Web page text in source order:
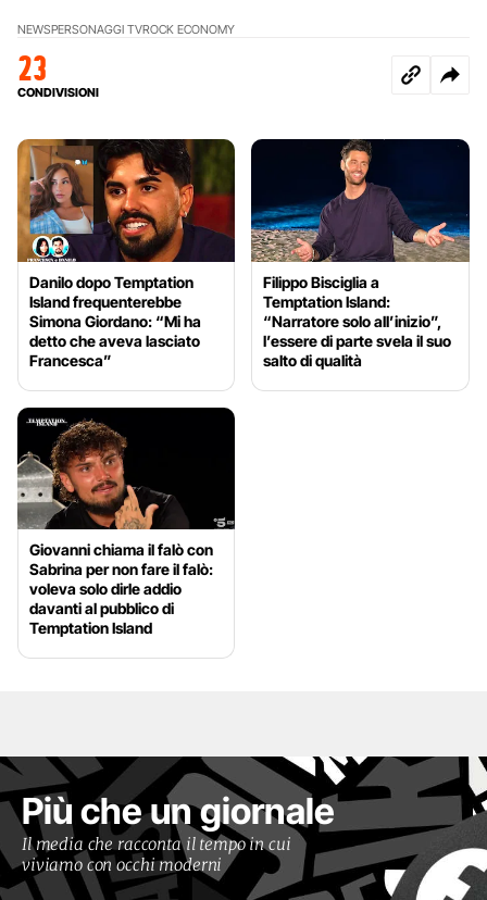
NEWSPERSONAGGI TVROCK ECONOMY
23
CONDIVISIONI
Danilo dopo Temptation
Island frequenterebbe
Simona Giordano: “Mi ha
detto che aveva lasciato
Francesca”
Filippo Bisciglia a
Temptation Island:
“Narratore solo all’inizio”,
l’essere di parte svela il suo
salto di qualità
Giovanni chiama il falò con
Sabrina per non fare il falò:
voleva solo dirle addio
davanti al pubblico di
Temptation Island
Più che un giornale
Il media che racconta il tempo in cui
viviamo con occhi moderni